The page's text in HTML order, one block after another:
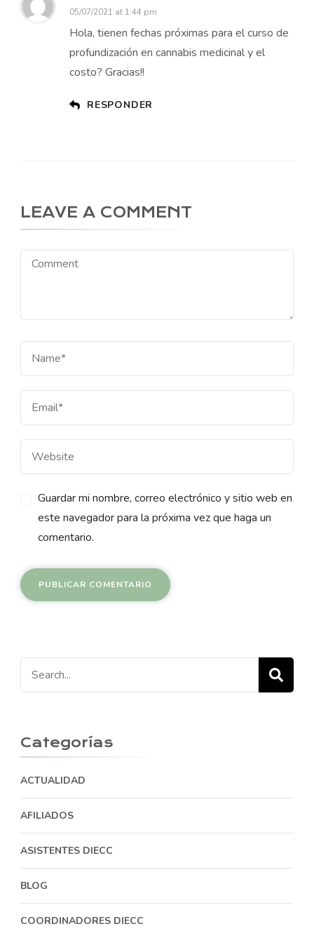
05/07/2021 at 1:44 pm
Hola, tienen fechas próximas para el curso de
profundización en cannabis medicinal y el
costo? Gracias!!
RESPONDER
LEAVE A COMMENT
Guardar mi nombre, correo electrónico y sitio web en
este navegador para la próxima vez que haga un
comentario.
Search
for:
Categorías
ACTUALIDAD
AFILIADOS
ASISTENTES DIECC
BLOG
COORDINADORES DIECC